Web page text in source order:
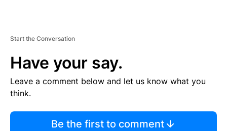
Start the Conversation
Have your say.
Leave a comment below and let us know what you
think.
Be the first to comment